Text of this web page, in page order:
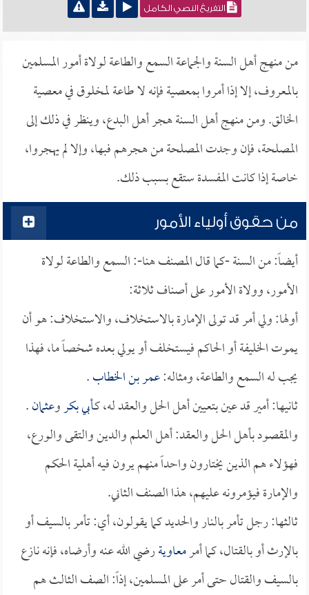
التفريغ النصي الكامل
من منهج أهل السنة والجماعة السمع والطاعة لولاة أمور المسلمين
بالمعروف، إلا إذا أمروا بمعصية فإنه لا طاعة لمخلوق في معصية
الخالق. ومن منهج أهل السنة هجر أهل البدع، وينظر في ذلك إلى
المصلحة، فإن وجدت المصلحة من هجرهم فبها، وإلا لم يهجروا،
خاصة إذا كانت المفسدة ستقع بسبب ذلك.
من حقوق أولياء الأمور
أيضاً: من السنة -كما قال المصنف هنا-: السمع والطاعة لولاة
الأمور، وولاة الأمور على أصناف ثلاثة:
أولها: ولي أمر قد تولى الإمارة بالاستخلاف، والاستخلاف: هو أن
يموت الخليفة أو الحاكم فيستخلف أو يولي بعده شخصاً ما، فهذا
يجب له السمع والطاعة، ومثاله:عمر بن الخطاب.
ثانيها: أمير قد عين بتعيين أهل الحل والعقد له، كـأبي بكروعثمان.
والمقصود بأهل الحل والعقد: أهل العلم والدين والتقى والورع،
فهؤلاء هم الذين يختارون واحداً منهم يرون فيه أهلية الحكم
والإمارة فيؤمرونه عليهم، هذا الصنف الثاني.
ثالثها: رجل تأمر بالنار والحديد كما يقولون، أي: تأمر بالسيف أو
بالإرث أو بالقتال، كما أمرمعاويةرضي الله عنه وأرضاه، فإنه نازع
بالسيف والقتال حتى أمر على المسلمين، إذاً: الصف الثالث هم